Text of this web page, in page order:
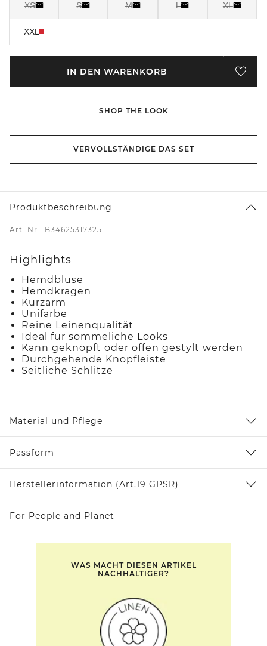
XS S M L XL
XXL
IN DEN WARENKORB
SHOP THE LOOK
VERVOLLSTÄNDIGE DAS SET
Produktbeschreibung
Art. Nr.: B34625317325
Highlights
Hemdbluse
Hemdkragen
Kurzarm
Unifarbe
Reine Leinenqualität
Ideal für sommeliche Looks
Kann geknöpft oder offen gestylt werden
Durchgehende Knopfleiste
Seitliche Schlitze
Material und Pflege
Passform
Herstellerinformation (Art.19 GPSR)
For People and Planet
WAS MACHT DIESEN ARTIKEL
NACHHALTIGER?